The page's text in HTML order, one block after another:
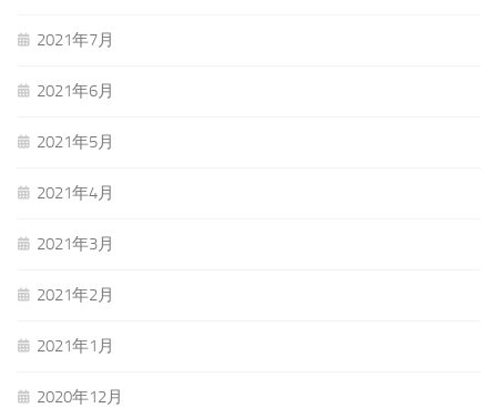
2021年7月
2021年6月
2021年5月
2021年4月
2021年3月
2021年2月
2021年1月
2020年12月